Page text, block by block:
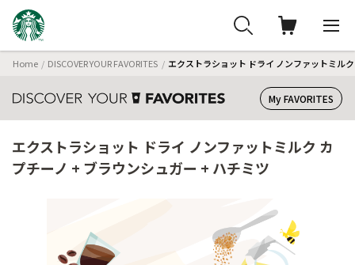
Home DISCOVER YOUR FAVORITES エクストラショット ドライ ノンファットミル
My FAVORITES
エクストラショット ドライ ノンファットミルク カ
プチーノ + ブラウンシュガー + ハチミツ